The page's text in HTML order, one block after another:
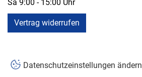
Sa 9:00 - 15:00 Uhr
Vertrag widerrufen
Datenschutzeinstellungen ändern